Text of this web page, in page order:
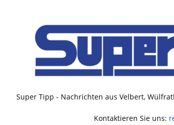
Super Tipp - Nachrichten aus Velbert,
Kontaktieren Sie uns: